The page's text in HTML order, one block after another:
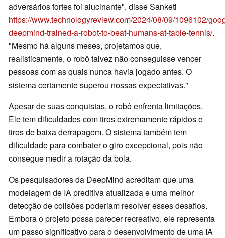
adversários fortes foi alucinante", disse Sanketi
https://www.technologyreview.com/2024/08/09/1096102/
deepmind-trained-a-robot-to-beat-humans-at-table-tennis/.
"Mesmo há alguns meses, projetamos que,
realisticamente, o robô talvez não conseguisse vencer
pessoas com as quais nunca havia jogado antes. O
sistema certamente superou nossas expectativas."
Apesar de suas conquistas, o robô enfrenta limitações.
Ele tem dificuldades com tiros extremamente rápidos e
tiros de baixa derrapagem. O sistema também tem
dificuldade para combater o giro excepcional, pois não
consegue medir a rotação da bola.
Os pesquisadores da DeepMind acreditam que uma
modelagem de IA preditiva atualizada e uma melhor
detecção de colisões poderiam resolver esses desafios.
Embora o projeto possa parecer recreativo, ele representa
um passo significativo para o desenvolvimento de uma IA